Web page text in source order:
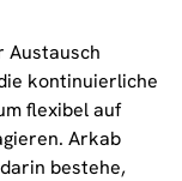
Austausch
kontinuierliche
flexibel auf
Arkab
bestehe,